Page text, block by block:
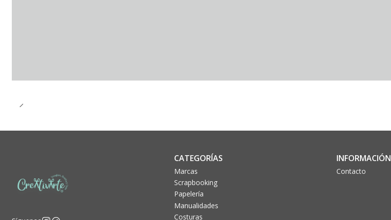
CATEGORÍAS
Marcas
Scrapbooking
Papelería
Manualidades
Costuras
INFORMACIÓN
Contacto